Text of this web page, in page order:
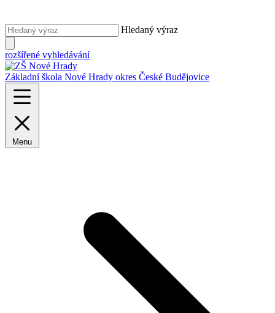
Hledaný výraz
rozšířené vyhledávání
Základní škola Nové Hrady okres České Budějovice
Menu